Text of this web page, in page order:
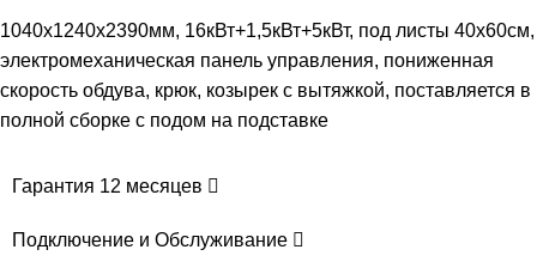
1040x1240x2390мм, 16кВт+1,5кВт+5кВт, под листы 40х60см,
электромеханическая панель управления, пониженная
скорость обдува, крюк, козырек с вытяжкой, поставляется в
полной сборке с подом на подставке
Гарантия 12 месяцев
Подключение и Обслуживание